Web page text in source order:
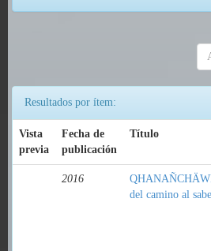
Resultados por ítem:
Vista
previa
Fecha de
publicación
Título
2016
del camino al